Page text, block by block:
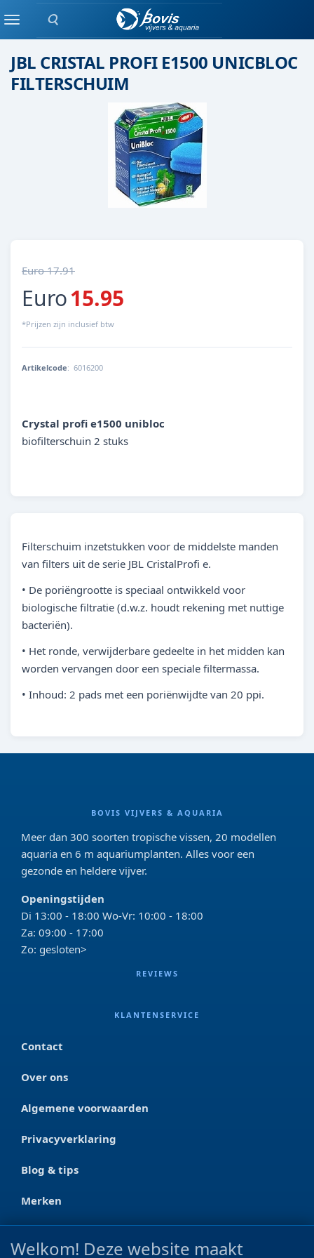
Zoeken
Menu
JBL CRISTAL PROFI E1500 UNICBLOC
FILTERSCHUIM
Euro 17.91
Euro15.95
*Prijzen zijn inclusief btw
Artikelcode: 6016200
Crystal profi e1500 unibloc
biofilterschuin 2 stuks
Filterschuim inzetstukken voor de middelste manden
van filters uit de serie JBL CristalProfi e.
• De poriëngrootte is speciaal ontwikkeld voor
biologische filtratie (d.w.z. houdt rekening met nuttige
bacteriën).
• Het ronde, verwijderbare gedeelte in het midden kan
worden vervangen door een speciale filtermassa.
• Inhoud: 2 pads met een poriënwijdte van 20 ppi.
BOVIS VIJVERS & AQUARIA
Meer dan 300 soorten tropische vissen, 20 modellen
aquaria en 6 m aquariumplanten. Alles voor een
gezonde en heldere vijver.
Openingstijden
Di 13:00 - 18:00 Wo-Vr: 10:00 - 18:00
Za: 09:00 - 17:00
Zo: gesloten>
REVIEWS
KLANTENSERVICE
Contact
Over ons
Algemene voorwaarden
Privacyverklaring
Blog & tips
Merken
CONTACT
Welkom! Deze website maakt